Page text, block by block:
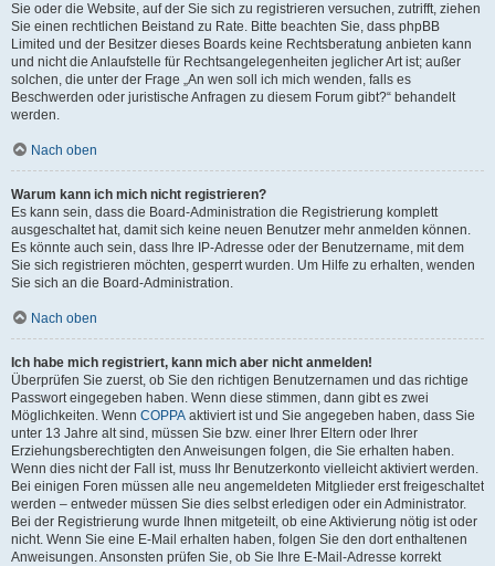
Sie oder die Website, auf der Sie sich zu registrieren versuchen, zutrifft, ziehen
Sie einen rechtlichen Beistand zu Rate. Bitte beachten Sie, dass phpBB
Limited und der Besitzer dieses Boards keine Rechtsberatung anbieten kann
und nicht die Anlaufstelle für Rechtsangelegenheiten jeglicher Art ist; außer
solchen, die unter der Frage „An wen soll ich mich wenden, falls es
Beschwerden oder juristische Anfragen zu diesem Forum gibt?“ behandelt
werden.
Nach oben
Warum kann ich mich nicht registrieren?
Es kann sein, dass die Board-Administration die Registrierung komplett
ausgeschaltet hat, damit sich keine neuen Benutzer mehr anmelden können.
Es könnte auch sein, dass Ihre IP-Adresse oder der Benutzername, mit dem
Sie sich registrieren möchten, gesperrt wurden. Um Hilfe zu erhalten, wenden
Sie sich an die Board-Administration.
Nach oben
Ich habe mich registriert, kann mich aber nicht anmelden!
Überprüfen Sie zuerst, ob Sie den richtigen Benutzernamen und das richtige
Passwort eingegeben haben. Wenn diese stimmen, dann gibt es zwei
Möglichkeiten. Wenn COPPA aktiviert ist und Sie angegeben haben, dass Sie
unter 13 Jahre alt sind, müssen Sie bzw. einer Ihrer Eltern oder Ihrer
Erziehungsberechtigten den Anweisungen folgen, die Sie erhalten haben.
Wenn dies nicht der Fall ist, muss Ihr Benutzerkonto vielleicht aktiviert werden.
Bei einigen Foren müssen alle neu angemeldeten Mitglieder erst freigeschaltet
werden – entweder müssen Sie dies selbst erledigen oder ein Administrator.
Bei der Registrierung wurde Ihnen mitgeteilt, ob eine Aktivierung nötig ist oder
nicht. Wenn Sie eine E-Mail erhalten haben, folgen Sie den dort enthaltenen
Anweisungen. Ansonsten prüfen Sie, ob Sie Ihre E-Mail-Adresse korrekt